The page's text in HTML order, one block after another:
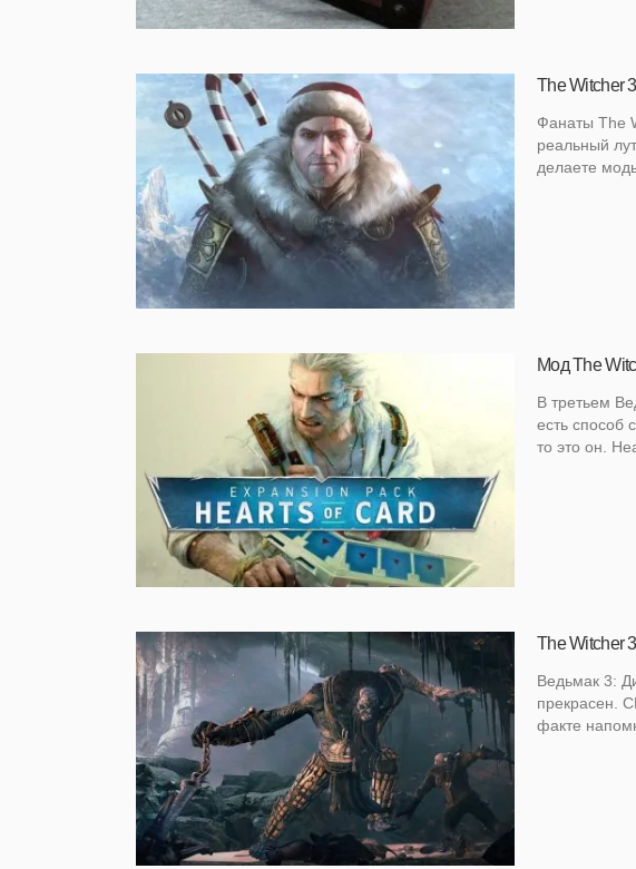
The Witcher
Фанаты The
реальный
делаете
Мод The
В третьем
есть способ
то это он.
The Witcher
Ведьмак 3:
прекрасен.
факте